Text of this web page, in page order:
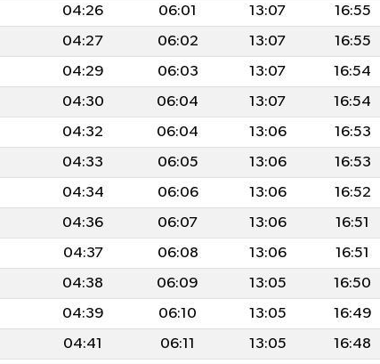
04:26 06:01 13:07 16:55
04:27 06:02 13:07 16:55
04:29 06:03 13:07 16:54
04:30 06:04 13:07 16:54
04:32 06:04 13:06 16:53
04:33 06:05 13:06 16:53
04:34 06:06 13:06 16:52
04:36 06:07 13:06 16:51
04:37 06:08 13:06 16:51
04:38 06:09 13:05 16:50
04:39 06:10 13:05 16:49
04:41 06:11 13:05 16:48